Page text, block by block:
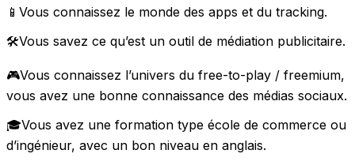
📱Vous connaissez le monde des apps et du tracking.
🛠Vous savez ce qu’est un outil de médiation publicitaire.
🎮Vous connaissez l’univers du free-to-play / freemium,
vous avez une bonne connaissance des médias sociaux.
🎓Vous avez une formation type école de commerce ou
d’ingénieur, avec un bon niveau en anglais.